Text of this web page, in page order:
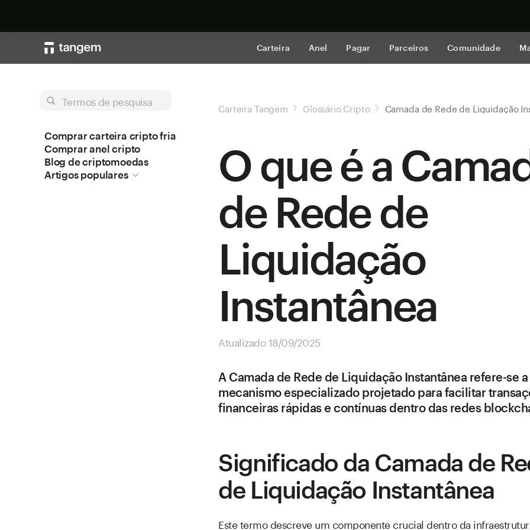
Carteira Anel Pagar Parceiros Comunidade
Termos de pesquisa
Comprar carteira cripto fria
Comprar anel cripto
Blog de criptomoedas
Artigos populares
Carteira Tangem Glossário Cripto Camada de Rede de Liquidação
O que é a
de Rede de
Liquidação
Instantânea
Atualizado 18/09/2025
A Camada de Rede de Liquidação Instantânea refere-se
mecanismo especializado projetado para facilitar
financeiras rápidas e contínuas dentro das redes
Significado da Camada de
de Liquidação Instantânea
Este termo descreve um componente crucial dentro da